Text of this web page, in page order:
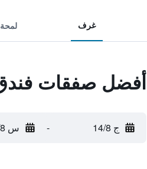
غرف
أفضل صفقات
ج 14/8 - س 15/8